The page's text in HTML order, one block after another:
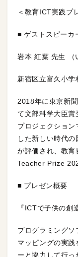
＜教育ICT実践プ
■ ゲストスピーカ
岩本 紅葉 先生 （
新宿区立富久小
2018年に東京新
て文部科学大臣
プロジェクショ
した新しい時代
が評価され、教
Teacher Prize
■ プレゼン概要
『ICTで子供の創
プログラミング
マッピングの実践
ーと協力して行